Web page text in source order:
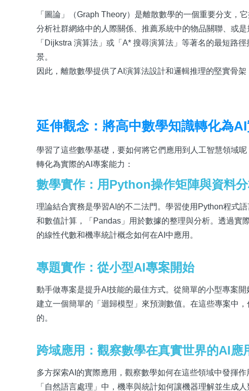
「圖論」（Graph Theory）是離散數學的一個重要分支，
分析社群網絡中的人際關係、推薦系統中的物品關聯、或
「Dijkstra 演算法」或「A* 搜尋演算法」等著名的最短路
景。
因此，離散數學提供了AI演算法設計和邏輯推理的堅實骨
延伸觀念：將高中數學知識轉化為
學習了這些數學基礎，要如何將它們應用到人工智慧領域
轉化為實際的AI專案能力：
數學實作：用Python操作矩陣與資料
理論結合實務是學習AI的不二法門。學習使用Python程式
和數值計算，「Pandas」用於數據的整理與分析。透過實
的線性代數和機率統計概念如何在AI中應用。
專題實作：從小型AI專案開始
動手做專案是提升AI技能的最佳方式。從簡單的小型專案
建立一個簡單的「迴歸模型」來預測數值。在這些專案中
的。
跨域應用：觀察數學在真實世界的AI應
多方探索AI的實際應用，觀察數學如何在這些領域中發揮
「自然語言處理」中，機率與統計如何讓機器理解並生成